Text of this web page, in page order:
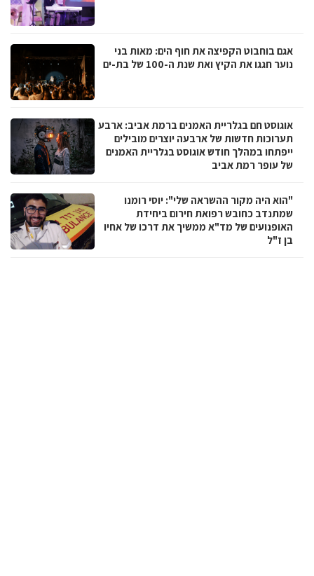
אגם בוחבוט הקפיצה את חוף הים: מאות בני
נוער חגגו את הקיץ ואת שנת ה-100 של בת-ים
אוגוסט חם בגלריית האמנים ברמת אביב: ארבע
תערוכות חדשות של ארבעה יוצרים מובילים
ייפתחו במהלך חודש אוגוסט בגלריית האמנים
של עופר רמת אביב
"הוא היה מקור ההשראה שלי": יוסי רומנו
שמתנדב כחובש רפואת חירום ביחידת
האופנועים של מד"א ממשיך את דרכו של אחיו
בן ז"ל